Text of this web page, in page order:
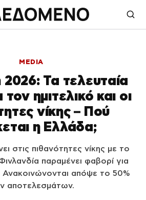
MEDIA
Τα τελευταία
ημιτελικό και οι
νίκης – Πού
η Ελλάδα;
στις πιθανότητες νίκης με το
παραμένει φαβορί για
Ανακοινώνονται απόψε το 50%
αποτελεσμάτων.